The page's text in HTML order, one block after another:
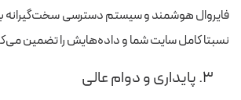
فایروال هوشمند و سیستم دسترسی سخت‌گیرانه
نسبتا کامل سایت شما و داده‌هایش را تضمین
۳. پایداری و دوام عالی